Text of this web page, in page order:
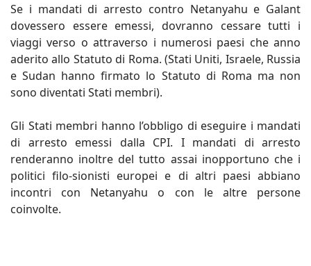
Se i mandati di arresto contro Netanyahu e Galant
dovessero essere emessi, dovranno cessare tutti i
viaggi verso o attraverso i numerosi paesi che anno
aderito allo Statuto di Roma. (Stati Uniti, Israele, Russia
e Sudan hanno firmato lo Statuto di Roma ma non
sono diventati Stati membri).
Gli Stati membri hanno l’obbligo di eseguire i mandati
di arresto emessi dalla CPI. I mandati di arresto
renderanno inoltre del tutto assai inopportuno che i
politici filo-sionisti europei e di altri paesi abbiano
incontri con Netanyahu o con le altre persone
coinvolte.